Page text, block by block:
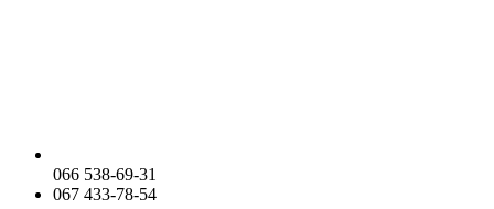
066 538-69-31
067 433-78-54